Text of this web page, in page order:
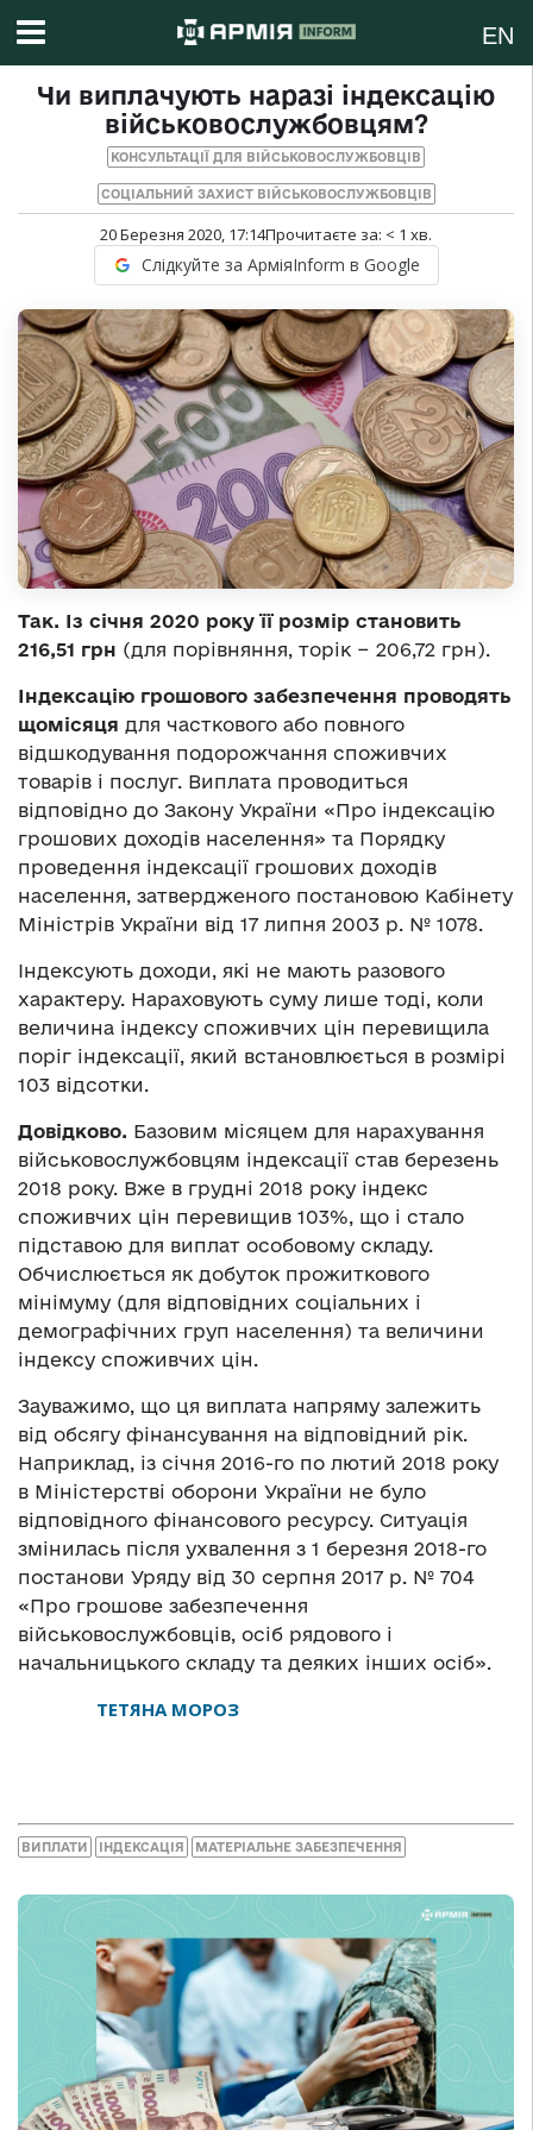
EN
Чи виплачують наразі індексацію
військовослужбовцям?
КОНСУЛЬТАЦІЇ ДЛЯ ВІЙСЬКОВОСЛУЖБОВЦІВ
СОЦІАЛЬНИЙ ЗАХИСТ ВІЙСЬКОВОСЛУЖБОВЦІВ
20 Березня 2020, 17:14Прочитаєте за: < 1 хв.
Слідкуйте за АрміяInform в Google
Так. Із січня 2020 року її розмір становить
216,51 грн (для порівняння, торік − 206,72 грн).
Індексацію грошового забезпечення проводять
щомісяця для часткового або повного
відшкодування подорожчання споживчих
товарів і послуг. Виплата проводиться
відповідно до Закону України «Про індексацію
грошових доходів населення» та Порядку
проведення індексації грошових доходів
населення, затвердженого постановою Кабінету
Міністрів України від 17 липня 2003 р. № 1078.
Індексують доходи, які не мають разового
характеру. Нараховують суму лише тоді, коли
величина індексу споживчих цін перевищила
поріг індексації, який встановлюється в розмірі
103 відсотки.
Довідково. Базовим місяцем для нарахування
військовослужбовцям індексації став березень
2018 року. Вже в грудні 2018 року індекс
споживчих цін перевищив 103%, що і стало
підставою для виплат особовому складу.
Обчислюється як добуток прожиткового
мінімуму (для відповідних соціальних і
демографічних груп населення) та величини
індексу споживчих цін.
Зауважимо, що ця виплата напряму залежить
від обсягу фінансування на відповідний рік.
Наприклад, із січня 2016-го по лютий 2018 року
в Міністерстві оборони України не було
відповідного фінансового ресурсу. Ситуація
змінилась після ухвалення з 1 березня 2018-го
постанови Уряду від 30 серпня 2017 р. № 704
«Про грошове забезпечення
військовослужбовців, осіб рядового і
начальницького складу та деяких інших осіб».
ТЕТЯНА МОРОЗ
ВИПЛАТИ ІНДЕКСАЦІЯ МАТЕРІАЛЬНЕ ЗАБЕЗПЕЧЕННЯ